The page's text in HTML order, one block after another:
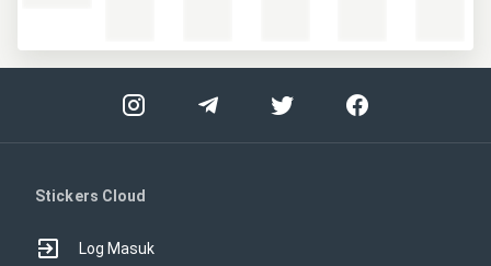
Stickers Cloud
Log Masuk